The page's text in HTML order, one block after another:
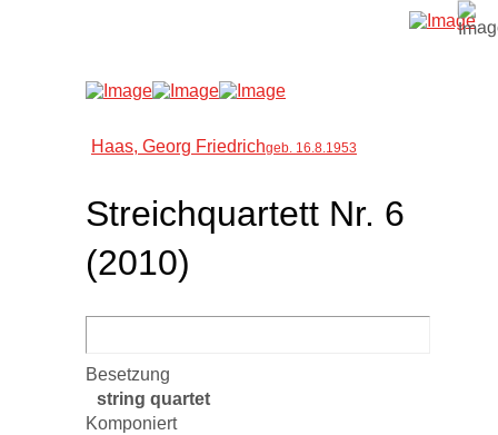
Haas, Georg Friedrichgeb. 16.8.1953
Streichquartett Nr. 6
(2010)
Besetzung
string quartet
Komponiert